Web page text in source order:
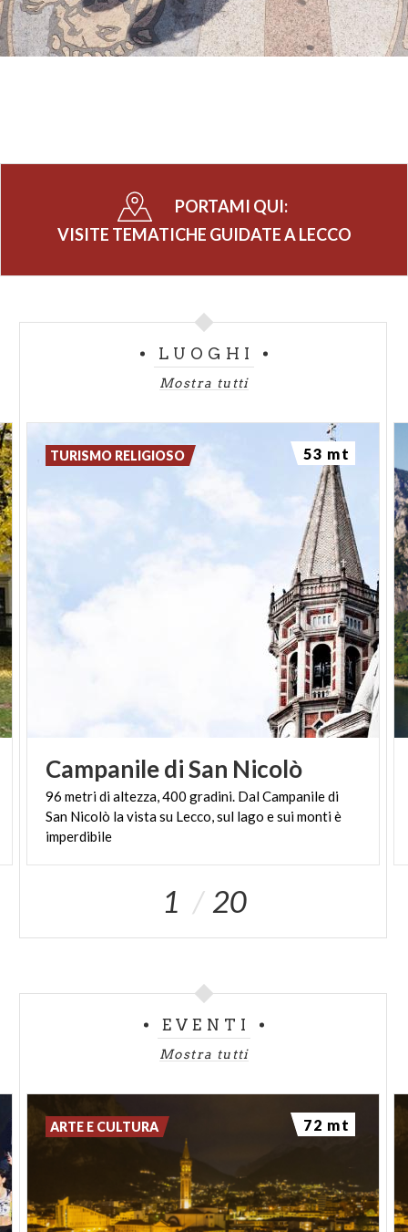
PORTAMI QUI:
VISITE TEMATICHE GUIDATE A LECCO
LUOGHI
Mostra tutti
CampanilediSan Nicolò
96 metri di altezza, 400 gradini. Dal Campanile di
San Nicolò la vista su Lecco, sul lago e sui monti è
imperdibile
TURISMO RELIGIOSO 53 mt
1 20
EVENTI
Mostra tutti
ARTE E CULTURA 72 mt